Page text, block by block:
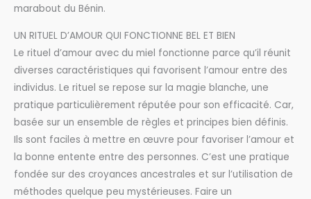
marabout du Bénin.
UN RITUEL D’AMOUR QUI FONCTIONNE BEL ET BIEN
Le rituel d’amour avec du miel fonctionne parce qu’il réunit
diverses caractéristiques qui favorisent l’amour entre des
individus. Le rituel se repose sur la magie blanche, une
pratique particulièrement réputée pour son efficacité. Car,
basée sur un ensemble de règles et principes bien définis.
Ils sont faciles à mettre en œuvre pour favoriser l’amour et
la bonne entente entre des personnes. C’est une pratique
fondée sur des croyances ancestrales et sur l’utilisation de
méthodes quelque peu mystérieuses. Faire un